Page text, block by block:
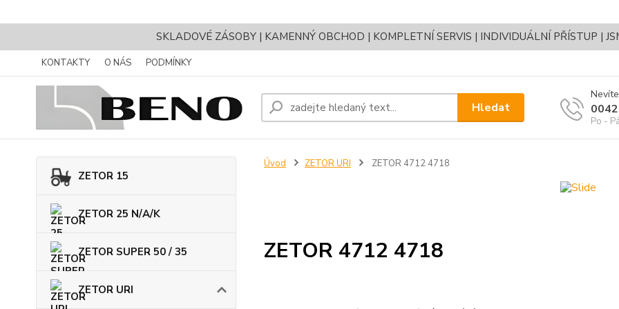
SKLADOVÉ ZÁSOBY | KAMENNÝ OBCHOD | KOMPLETNÍ SERVIS | INDIVIDUÁLNÍ PŘÍSTUP |
KONTAKTY O NÁS PODMÍNKY
Hledat
Po -
ZETOR 15
ZETOR 25 N/A/K
ZETOR SUPER 50 / 35
ZETOR URI
Úvod ZETOR URI ZETOR 4712 4718
ZETOR 4712 4718